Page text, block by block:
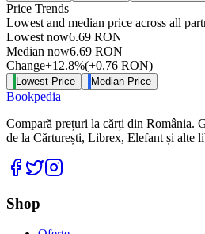
Price Trends
Lowest and median price across all
Lowest now6.69 RON
Median now6.69 RON
Change+12.8%(+0.76 RON)
Lowest Price Median Price
Bookpedia
Compară prețuri la cărți din România.
de la Cărturești, Librex, Elefant și alte
Facebook
Twitter
Shop